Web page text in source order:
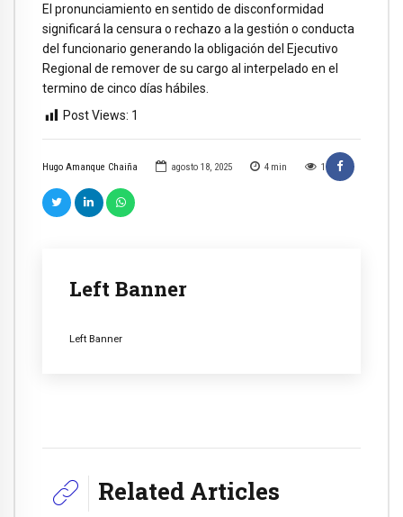
Hugo Amanque Chaiña agosto 18, 2025 4 min 1
Left Banner
Left Banner
El pronunciamiento en sentido de disconformidad
significará la censura o rechazo a la gestión o conducta
del funcionario generando la obligación del Ejecutivo
Regional de remover de su cargo al interpelado en el
termino de cinco días hábiles.
Post Views: 1
Related Articles